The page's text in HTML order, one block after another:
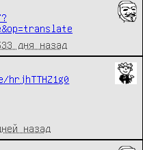
дня назад
назад